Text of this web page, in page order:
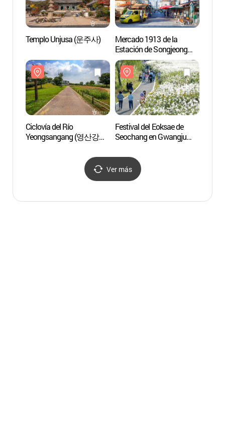
Templo Unjusa (운주사)
Mercado 1913 de la
Estación de Songjeong
(1913송정역시장)
Ciclovía del Río
Yeongsangang (영산강
Festival del Eoksae de
Seochang en Gwangju
Ver más